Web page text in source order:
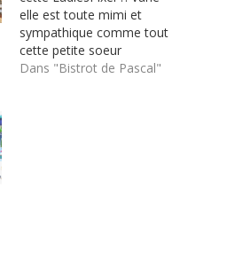
elle est toute mimi et
sympathique comme tout
cette petite soeur
geekette du jeu vidéo. Et
Dans "Bistrot de Pascal"